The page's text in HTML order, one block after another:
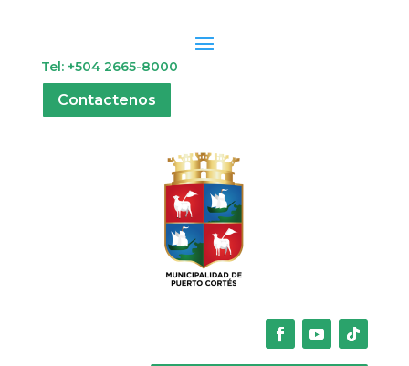
Tel: +504 2665-8000
Contactenos